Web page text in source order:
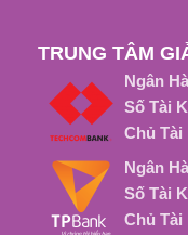
TUỔI THỌ PIN
TRUNG TÂM
Ngân
Số Tài
Chủ Tài
Ngân
Số Tài
Chủ Tài